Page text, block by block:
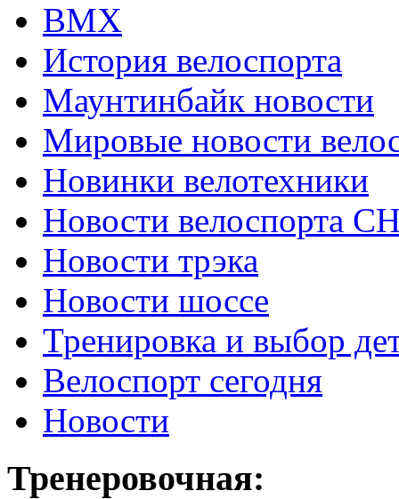
ВМХ
История велоспорта
Маунтинбайк новости
Мировые новости
Новинки велотехники
Новости велоспорта
Новости трэка
Новости шоссе
Тренировка и выбор
Велоспорт сегодня
Новости
Тренеровочная: